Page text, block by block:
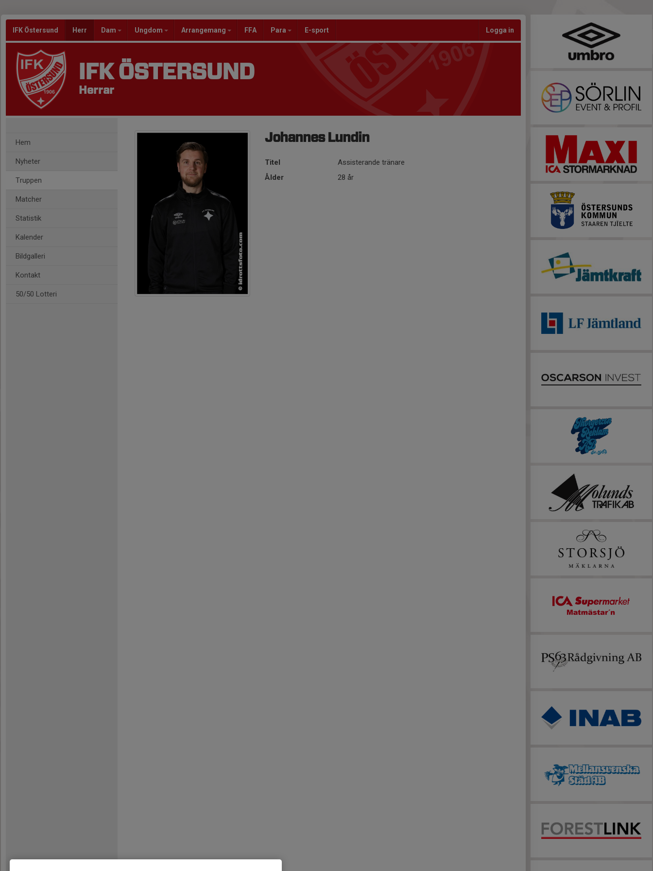
IFK Östersund Herr Dam Ungdom Arrangemang FFA Para E-sport Logga in
IFK ÖSTERSUND
Herrar
Hem
Nyheter
Truppen
Matcher
Statistik
Kalender
Bildgalleri
Kontakt
50/50 Lotteri
Johannes Lundin
Titel
Assisterande tränare
Ålder
28 år